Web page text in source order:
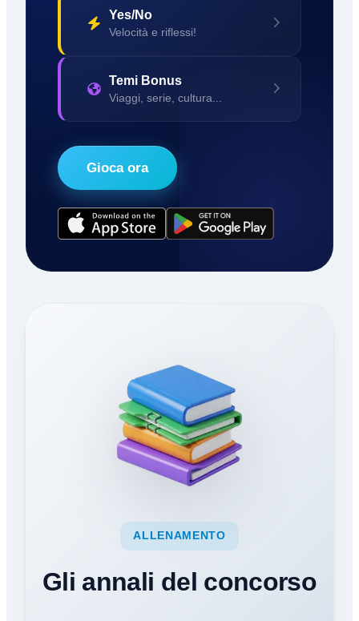
Yes/No
Velocità e riflessi!
Temi Bonus
Viaggi, serie, cultura...
Gioca ora
ALLENAMENTO
Gli annali del concorso